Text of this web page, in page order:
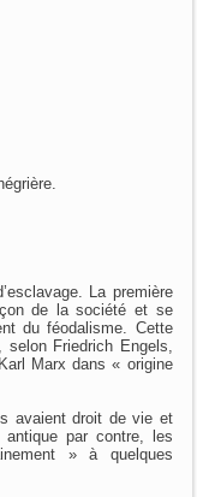
La première
de la société et se
du féodalisme. Cette
selon Friedrich Engels,
Marx dans « origine
avaient droit de vie et
par contre, les
» à quelques